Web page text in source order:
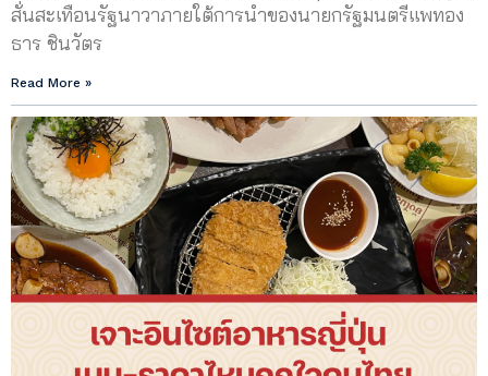
สั่นสะเทือนรัฐนาวาภายใต้การนำของนายกรัฐมนตรีแพทอง
ธาร ชินวัตร
Read More »